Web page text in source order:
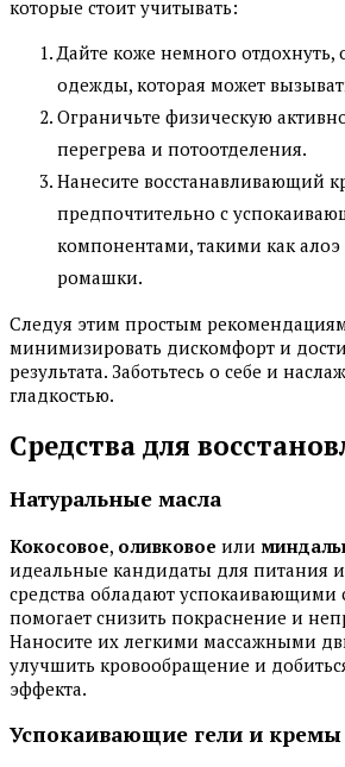
которые стоит учитывать:
Дайте коже немного отдохнуть,
одежды, которая может
Ограничьте физическую
перегрева и потоотделения.
Нанесите восстанавливающий
предпочтительно с
компонентами, такими как алоэ
ромашки.
Следуя этим простым
минимизировать дискомфорт и
результата. Заботьтесь о себе и
гладкостью.
Средства для
Натуральные масла
Кокосовое, оливковое или
идеальные кандидаты для питания
средства обладают успокаивающими
помогает снизить покраснение и
Наносите их легкими массажными
улучшить кровообращение и
эффекта.
Успокаивающие гели и кремы